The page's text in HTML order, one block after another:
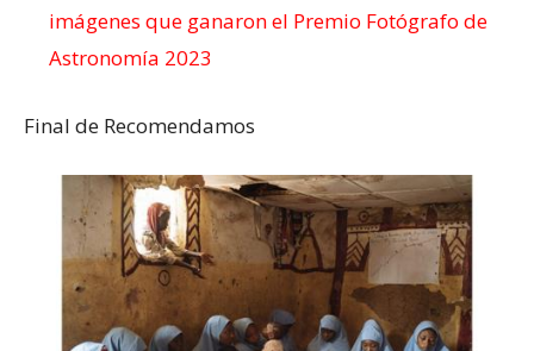
imágenes que ganaron el Premio Fotógrafo de
Astronomía 2023
Final de Recomendamos